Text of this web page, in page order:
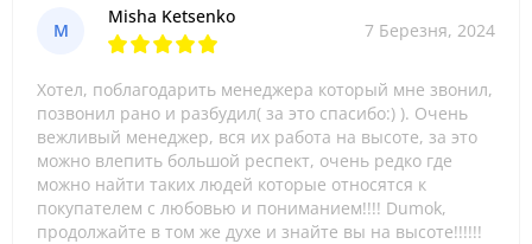
M
Misha Ketsenko
7 Березня, 2024
Хотел, поблагодарить менеджера который мне звонил,
позвонил рано и разбудил( за это спасибо:) ). Очень
вежливый менеджер, вся их работа на высоте, за это
можно влепить большой респект, очень редко где
можно найти таких людей которые относятся к
покупателем с любовью и пониманием!!!! Dumok,
продолжайте в том же духе и знайте вы на высоте!!!!!!